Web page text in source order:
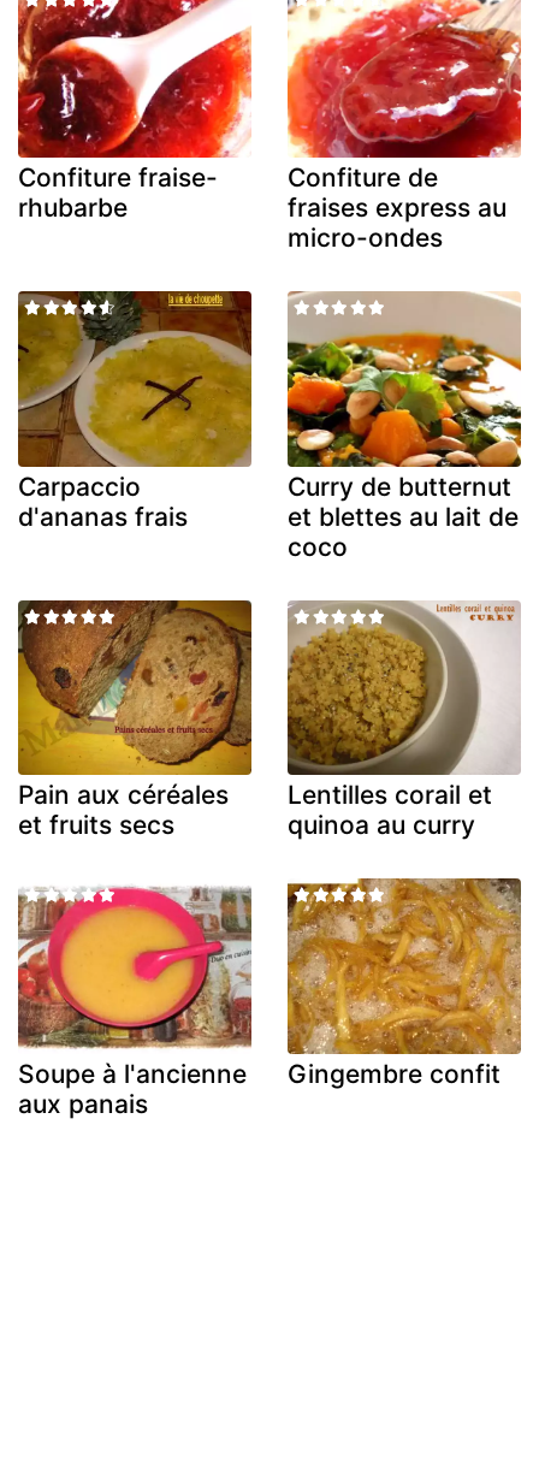
Confiture fraise-
rhubarbe
Confiture de
fraises express au
micro-ondes
Carpaccio
d'ananas frais
Curry de butternut
et blettes au lait de
coco
Pain aux céréales
et fruits secs
Lentilles corail et
quinoa au curry
Soupe à l'ancienne
aux panais
Gingembre confit